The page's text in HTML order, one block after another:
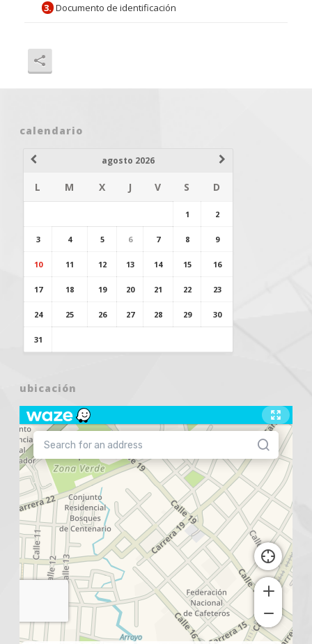
3. Documento de identificación
calendario
agosto 2026
L M X J V S D
1 2
3 4 5 6 7 8 9
10 11 12 13 14 15 16
17 18 19 20 21 22 23
24 25 26 27 28 29 30
31
ubicación